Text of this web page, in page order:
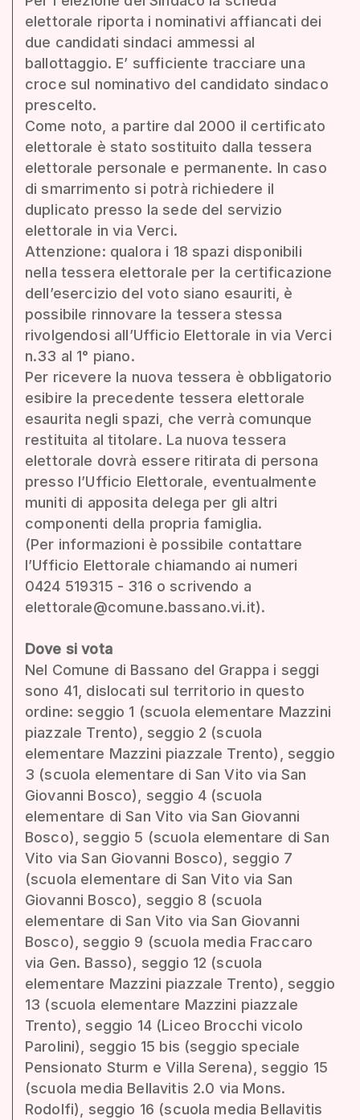
elettorale riporta i nominativi affiancati dei
due candidati sindaci ammessi al
ballottaggio. E’ sufficiente tracciare una
croce sul nominativo del candidato sindaco
prescelto.
Come noto, a partire dal 2000 il certificato
elettorale è stato sostituito dalla tessera
elettorale personale e permanente. In caso
di smarrimento si potrà richiedere il
duplicato presso la sede del servizio
elettorale in via Verci.
Attenzione: qualora i 18 spazi disponibili
nella tessera elettorale per la certificazione
dell’esercizio del voto siano esauriti, è
possibile rinnovare la tessera stessa
rivolgendosi all’Ufficio Elettorale in via Verci
n.33 al 1° piano.
Per ricevere la nuova tessera è obbligatorio
esibire la precedente tessera elettorale
esaurita negli spazi, che verrà comunque
restituita al titolare. La nuova tessera
elettorale dovrà essere ritirata di persona
presso l’Ufficio Elettorale, eventualmente
muniti di apposita delega per gli altri
componenti della propria famiglia.
(Per informazioni è possibile contattare
l’Ufficio Elettorale chiamando ai numeri
0424 519315 - 316 o scrivendo a
elettorale@comune.bassano.vi.it).
Dove si vota
Nel Comune di Bassano del Grappa i seggi
sono 41, dislocati sul territorio in questo
ordine: seggio 1 (scuola elementare Mazzini
piazzale Trento), seggio 2 (scuola
elementare Mazzini piazzale Trento), seggio
3 (scuola elementare di San Vito via San
Giovanni Bosco), seggio 4 (scuola
elementare di San Vito via San Giovanni
Bosco), seggio 5 (scuola elementare di San
Vito via San Giovanni Bosco), seggio 7
(scuola elementare di San Vito via San
Giovanni Bosco), seggio 8 (scuola
elementare di San Vito via San Giovanni
Bosco), seggio 9 (scuola media Fraccaro
via Gen. Basso), seggio 12 (scuola
elementare Mazzini piazzale Trento), seggio
13 (scuola elementare Mazzini piazzale
Trento), seggio 14 (Liceo Brocchi vicolo
Parolini), seggio 15 bis (seggio speciale
Pensionato Sturm e Villa Serena), seggio 15
(scuola media Bellavitis 2.0 via Mons.
Rodolfi), seggio 16 (scuola media Bellavitis